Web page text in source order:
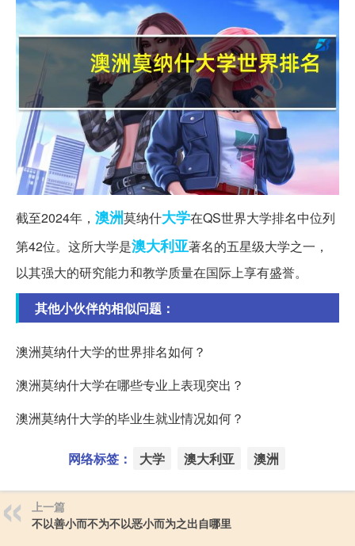
截至2024年， 澳洲莫纳什大学在QS世界大学排名中位列
第42位。这所大学是澳大利亚著名的五星级大学之一，
以其强大的研究能力和教学质量在国际上享有盛誉。
其他小伙伴的相似问题：
澳洲莫纳什大学的世界排名如何？
澳洲莫纳什大学在哪些专业上表现突出？
澳洲莫纳什大学的毕业生就业情况如何？
网络标签： 大学 澳大利亚 澳洲
上一篇
不以善小而不为不以恶小而为之出自哪里